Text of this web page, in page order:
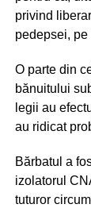
privind
pedepsei,
O parte din
bănuitului
legii au
au ridicat
Bărbatul a
izolatorul
tuturor